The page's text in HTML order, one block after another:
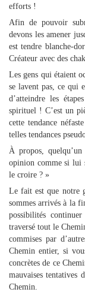
efforts !
Afin de pouvoir
devons les amener
est tendre blanche-
Créateur avec des
Les gens qui étaient
se lavent pas, ce qui
d’atteindre les
spirituel ! C’est un
cette tendance
telles tendances
À propos,
opinion comme si lui
le croire ? »
Le fait est que notre
sommes arrivés à la
possibilités
traversé tout le
commises par
Chemin entier, si
concrètes de ce
mauvaises tentatives
Chemin.